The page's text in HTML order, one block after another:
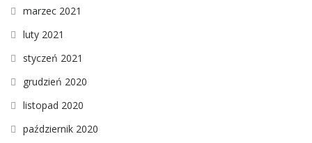
marzec 2021
luty 2021
styczeń 2021
grudzień 2020
listopad 2020
październik 2020